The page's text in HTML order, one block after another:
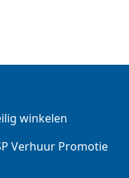
winkelen
Verhuur Promotie